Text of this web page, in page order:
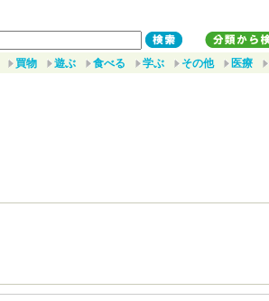
買物 遊ぶ 食べる 学ぶ その他 医療